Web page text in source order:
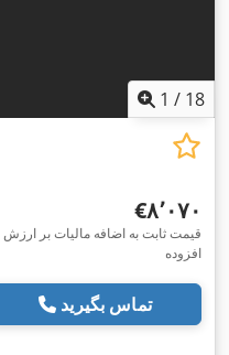
1 / 18
‎€۸٬۰۷۰
قیمت ثابت به اضافه مالیات بر ارزش
افزوده
تماس بگیرید